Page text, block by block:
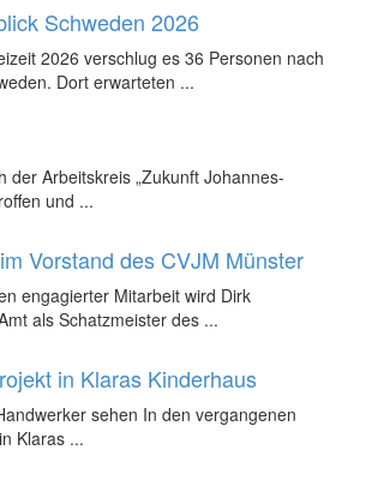
Schweden 2026
2026 verschlug es 36 Personen nach
Dort erwarteten ...
der Arbeitskreis „Zukunft Johannes-
und ...
Vorstand des CVJM Münster
engagierter Mitarbeit wird Dirk
als Schatzmeister des ...
in Klaras Kinderhaus
sehen In den vergangenen
Klaras ...